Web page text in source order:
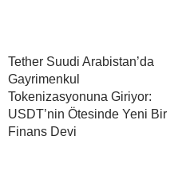
Tether Suudi Arabistan’da
Gayrimenkul
Tokenizasyonuna Giriyor:
USDT’nin Ötesinde Yeni Bir
Finans Devi